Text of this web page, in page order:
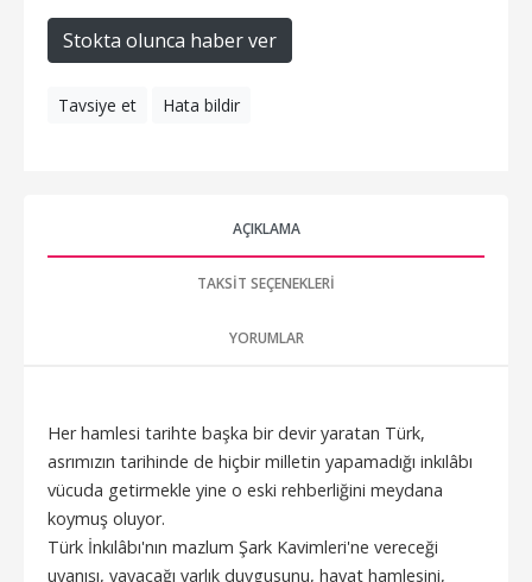
Stokta olunca haber ver
Tavsiye et Hata bildir
AÇIKLAMA
TAKSIT SEÇENEKLERI
YORUMLAR
Her hamlesi tarihte başka bir devir yaratan Türk,
asrımızın tarihinde de hiçbir milletin yapamadığı inkılâbı
vücuda getirmekle yine o eski rehberliğini meydana
koymuş oluyor.
Türk İnkılâbı'nın mazlum Şark Kavimleri'ne vereceği
uyanışı, yayacağı varlık duygusunu, hayat hamlesini,